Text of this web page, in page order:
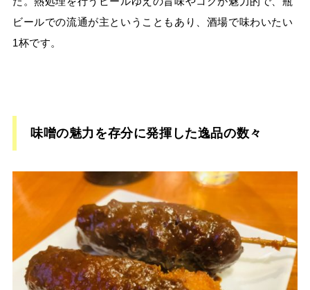
ビールでの流通が主ということもあり、酒場で味わいたい
1杯です。
味噌の魅力を存分に発揮した逸品の数々